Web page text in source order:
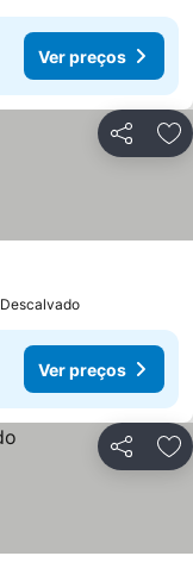
Ver preços
Partilhar
Ver preços
Partilhar